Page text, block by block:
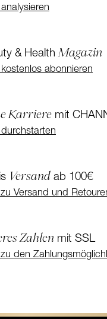
& HealthMagazin
abonnieren
Karriere mit
Versand ab 100€
Versand und
Zahlen mit SSL
den